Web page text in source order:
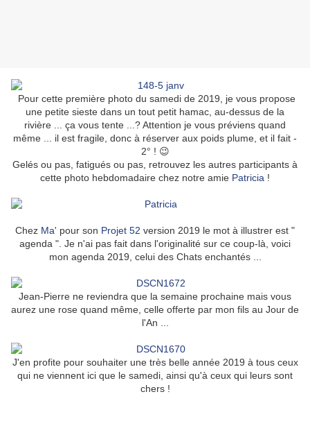
Pour cette première photo du samedi de 2019, je vous propose
une petite sieste dans un tout petit hamac, au-dessus de la
rivière ... ça vous tente ...? Attention je vous préviens quand
même ... il est fragile, donc à réserver aux poids plume, et il fait -
2° ! 😉
Gelés ou pas, fatigués ou pas, retrouvez les autres participants à
cette photo hebdomadaire chez notre amie Patricia !
Chez Ma' pour son Projet 52 version 2019 le mot à illustrer est "
agenda ". Je n'ai pas fait dans l'originalité sur ce coup-là, voici
mon agenda 2019, celui des Chats enchantés ...
Jean-Pierre ne reviendra que la semaine prochaine mais vous
aurez une rose quand même, celle offerte par mon fils au Jour de
l'An ...
J'en profite pour souhaiter une très belle année 2019 à tous ceux
qui ne viennent ici que le samedi, ainsi qu'à ceux qui leurs sont
chers !